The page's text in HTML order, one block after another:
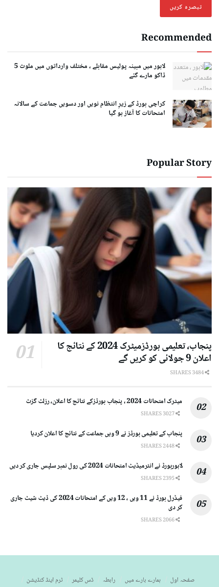
Recommended
لاہور میں مبینہ پولیس مقابلے ، مختلف وارداتوں میں ملوث 5
ڈاکو مارے گئے
کراچی بورڈ کے زیرِ انتظام نویں اور دسویں جماعت کے سالانہ
امتحانات کا آغاز ہو گیا
Popular Story
پنجاب، تعلیمی بورڈزمیٹرک 2024 کے نتائج کا
اعلان 9 جولائی کو کریں گے
میٹرک امتحانات 2024 ، پنجاب بورڈزکے نتائج کا اعلان، رزلٹ گزٹ
پنجاب کے تعلیمی بورڈز نے 9 ویں جماعت کے نتائج کا اعلان کردیا
لاہوربورڈ نے انٹرمیڈیٹ امتحانات 2024 کی رول نمبر سلپس جاری کر دیں
فیڈرل بورڈ نے 11 ویں ، 12 ویں کے امتحانات 2024 کی ڈیٹ شیٹ جاری
کر دی
صفحہ اول ہمارے بارے میں رابطہ ڈس کلیمر
ٹرم اینڈ کنڈیشن